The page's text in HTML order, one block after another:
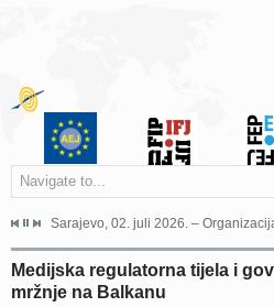
Navigate to...
Grada Sarajeva povodom Dana Sarajeva
Sarajevo, 02. juli 2026. –
Medijska regulatorna tijela i
mržnje na Balkanu